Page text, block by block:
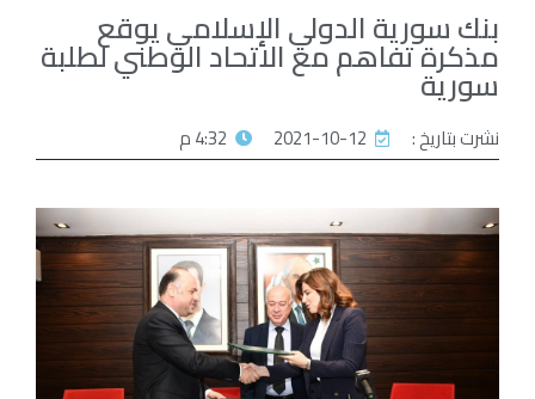
بنك سورية الدولي الإسلامي يوقع
مذكرة تفاهم مع الاتحاد الوطني لطلبة
سورية
نشرت بتاريخ : 2021-10-12 4:32 م